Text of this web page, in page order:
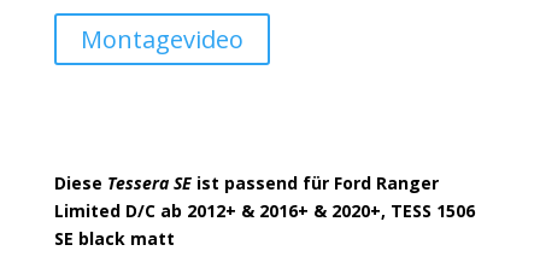
Montagevideo
Diese Tessera SE ist passend für Ford Ranger
Limited D/C ab 2012+ & 2016+ & 2020+, TESS 1506
SE black matt